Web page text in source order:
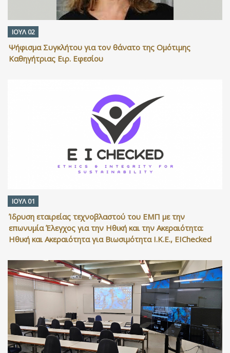
ΙΟΥΛ 02
Ψήφισμα Συγκλήτου για τον θάνατο της Ομότιμης
Καθηγήτριας Ειρ. Εφεσίου
ΙΟΥΛ 01
Ίδρυση εταιρείας τεχνοβλαστού του ΕΜΠ με την
επωνυμία Έλεγχος για την Ηθική και την Ακεραιότητα:
Ηθική και Ακεραιότητα για Βιωσιμότητα Ι.Κ.Ε., EIChecked